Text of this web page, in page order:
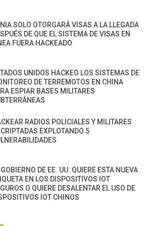
SOLO OTORGARÁ VISAS A LA LLEGADA
DE QUE EL SISTEMA DE VISAS EN
FUERA HACKEADO
UNIDOS HACKEO LOS SISTEMAS DE
DE TERREMOTOS EN CHINA
ESPIAR BASES MILITARES
RADIOS POLICIALES Y MILITARES
EXPLOTANDO 5
GOBIERNO DE EE. UU. QUIERE ESTA NUEVA
EN LOS DISPOSITIVOS IOT
O QUIERE DESALENTAR EL USO DE
IOT CHINOS